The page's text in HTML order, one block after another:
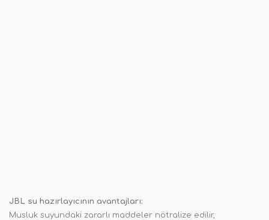
JBL su hazırlayıcının avantajları:
Musluk suyundaki zararlı maddeler nötralize edilir,